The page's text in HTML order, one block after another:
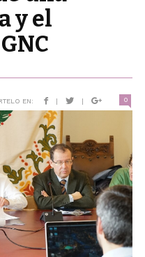
y el
EN: | | 0